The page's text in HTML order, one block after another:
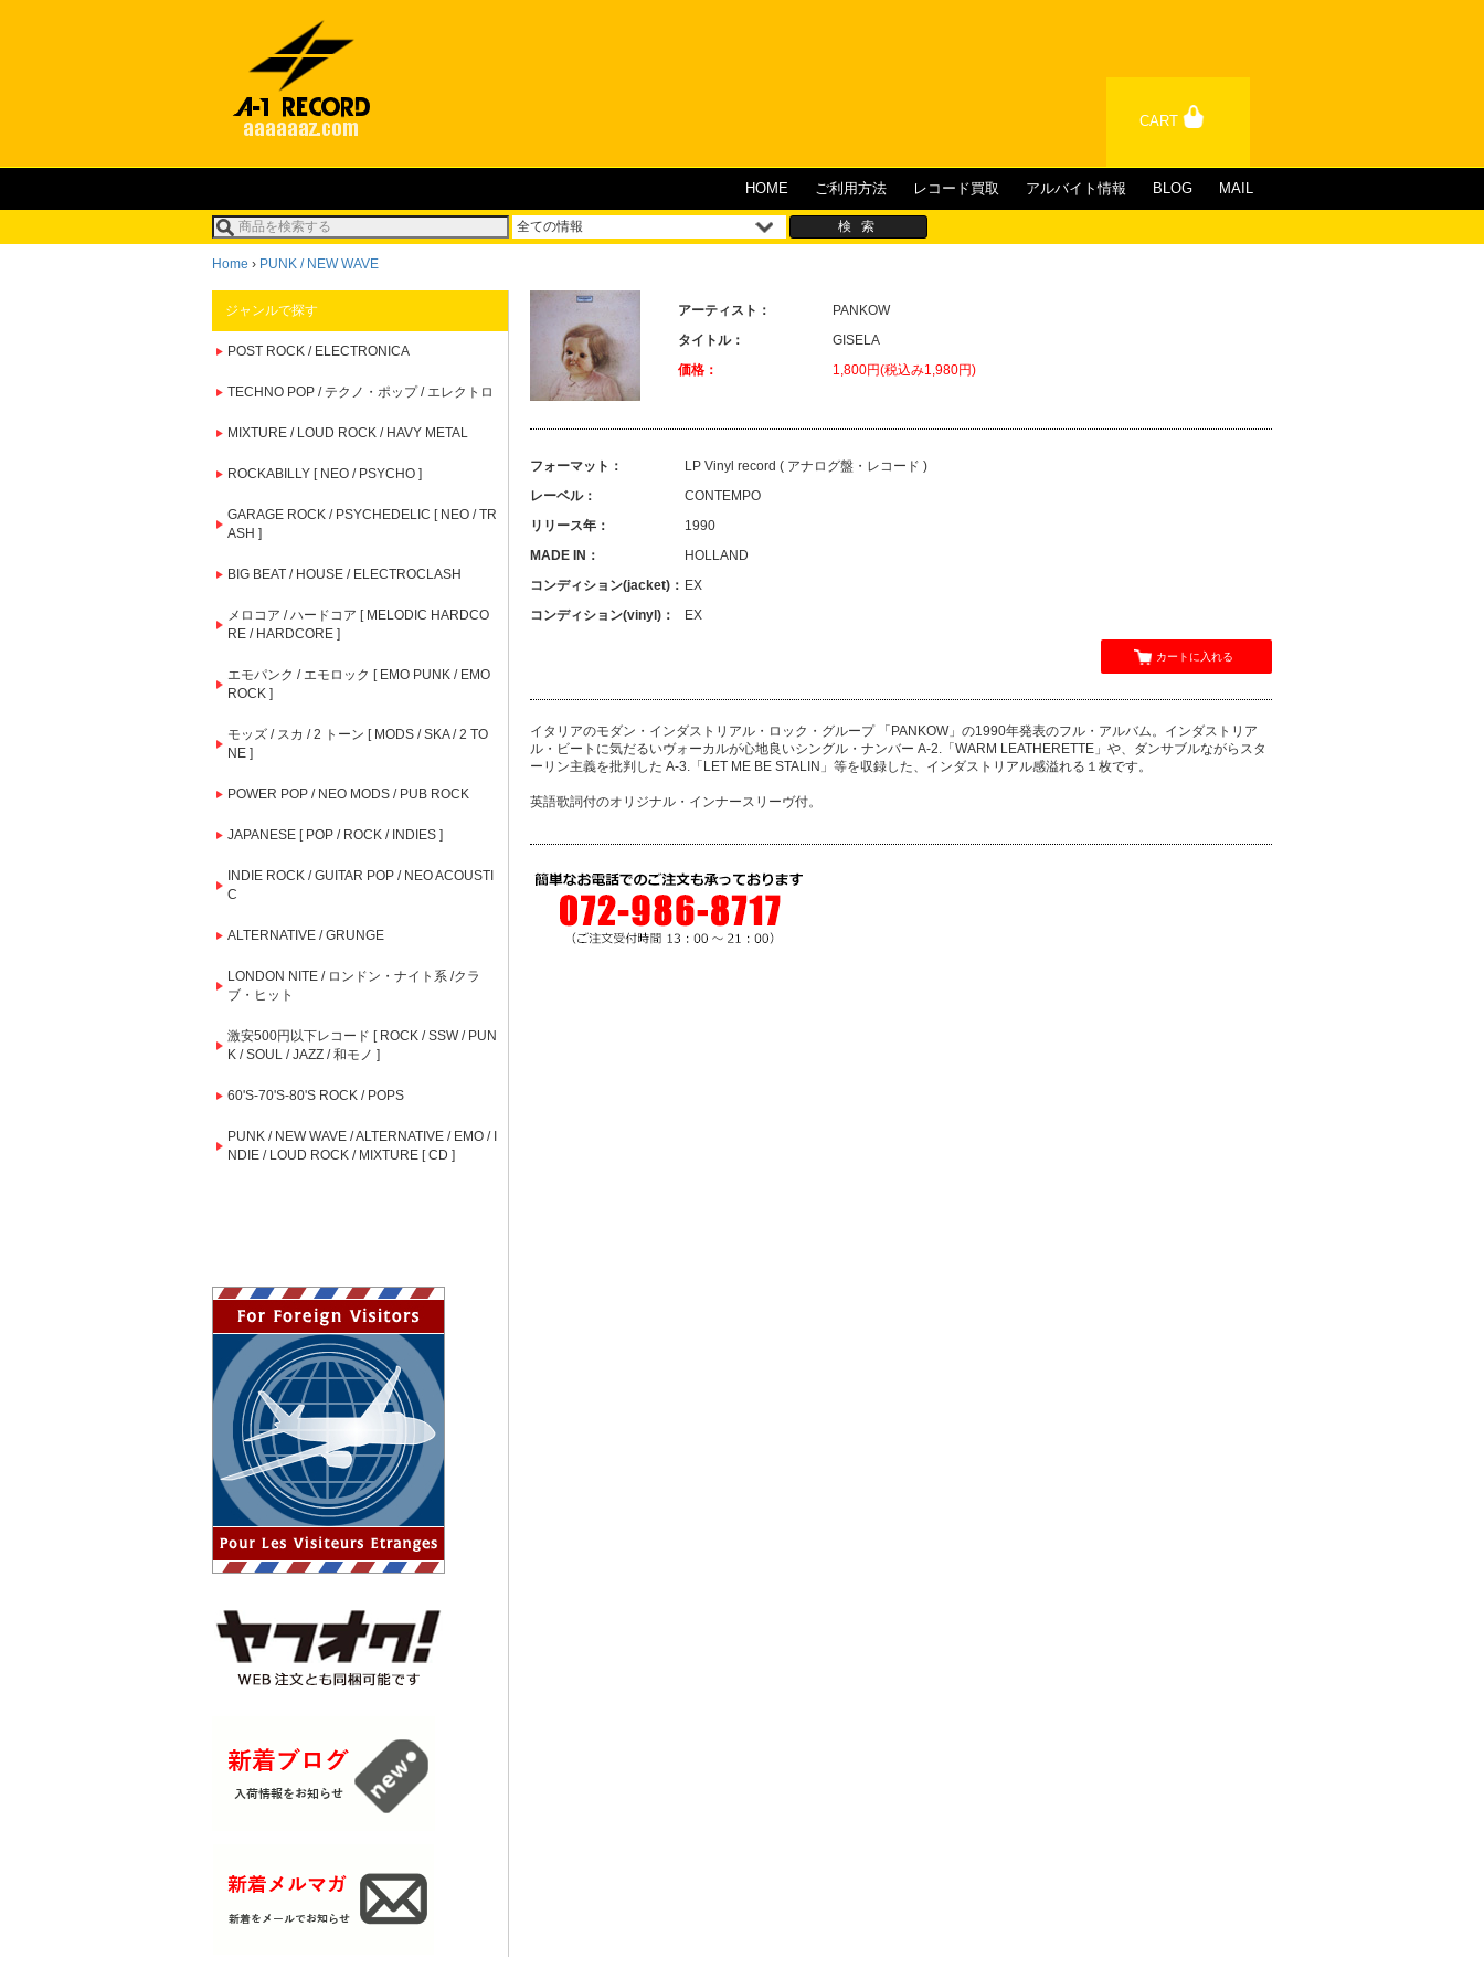
CART
HOME ご利用方法 レコード買取 アルバイト情報 BLOG MAIL
Home › PUNK / NEW WAVE
ジャンルで探す
POST ROCK / ELECTRONICA
TECHNO POP / テクノ・ポップ / エレクトロ
MIXTURE / LOUD ROCK / HAVY METAL
ROCKABILLY [ NEO / PSYCHO ]
GARAGE ROCK / PSYCHEDELIC [ NEO / TR
ASH ]
BIG BEAT / HOUSE / ELECTROCLASH
メロコア / ハードコア [ MELODIC HARDCO
RE / HARDCORE ]
エモパンク / エモロック [ EMO PUNK / EMO
ROCK ]
モッズ / スカ / 2 トーン [ MODS / SKA / 2 TO
NE ]
POWER POP / NEO MODS / PUB ROCK
JAPANESE [ POP / ROCK / INDIES ]
INDIE ROCK / GUITAR POP / NEO ACOUSTI
C
ALTERNATIVE / GRUNGE
LONDON NITE / ロンドン・ナイト系 /クラ
ブ・ヒット
激安500円以下レコード [ ROCK / SSW / PUN
K / SOUL / JAZZ / 和モノ ]
60'S-70'S-80'S ROCK / POPS
PUNK / NEW WAVE / ALTERNATIVE / EMO / I
NDIE / LOUD ROCK / MIXTURE [ CD ]
アーティスト：
PANKOW
タイトル：
GISELA
価格：
1,800円(税込み1,980円)
フォーマット：
LP Vinyl record ( アナログ盤・レコード )
レーベル：
CONTEMPO
リリース年：
1990
MADE IN：
HOLLAND
コンディション(jacket)： EX
コンディション(vinyl)：
EX
カートに入れる
イタリアのモダン・インダストリアル・ロック・グループ 「PANKOW」の1990年発表のフル・アルバム。インダストリア
ル・ビートに気だるいヴォーカルが心地良いシングル・ナンバー A-2.「WARM LEATHERETTE」や、ダンサブルながらスタ
ーリン主義を批判した A-3.「LET ME BE STALIN」等を収録した、インダストリアル感溢れる１枚です。
英語歌詞付のオリジナル・インナースリーヴ付。